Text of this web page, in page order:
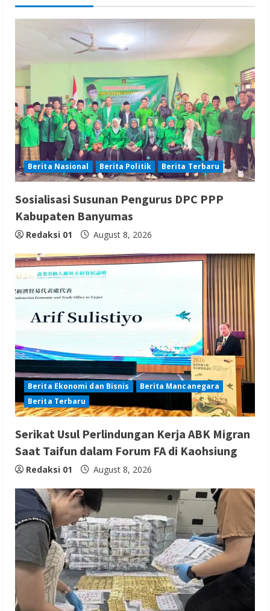
Berita Nasional Berita Politik Berita Terbaru
Sosialisasi Susunan Pengurus DPC PPP
Kabupaten Banyumas
Redaksi 01 August 8, 2026
Berita Ekonomi dan Bisnis
Berita Mancanegara
Berita Terbaru
Serikat Usul Perlindungan Kerja ABK Migran
Saat Taifun dalam Forum FA di Kaohsiung
Redaksi 01 August 8, 2026